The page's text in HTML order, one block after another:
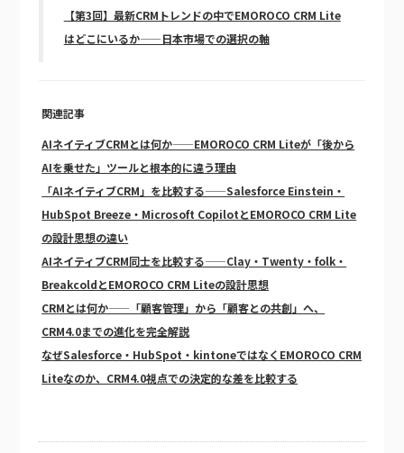
【第3回】最新CRMトレンドの中でEMOROCO CRM Lite
はどこにいるか——日本市場での選択の軸
関連記事
AIネイティブCRMとは何か——EMOROCO CRM Liteが「後から
AIを乗せた」ツールと根本的に違う理由
「AIネイティブCRM」を比較する——Salesforce Einstein・
HubSpot Breeze・Microsoft CopilotとEMOROCO CRM Lite
の設計思想の違い
AIネイティブCRM同士を比較する——Clay・Twenty・folk・
BreakcoldとEMOROCO CRM Liteの設計思想
CRMとは何か——「顧客管理」から「顧客との共創」へ、
CRM4.0までの進化を完全解説
なぜSalesforce・HubSpot・kintoneではなくEMOROCO CRM
Liteなのか、CRM4.0視点での決定的な差を比較する